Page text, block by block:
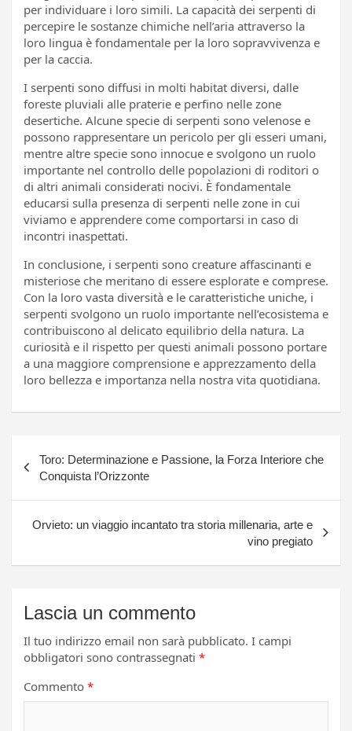
per individuare i loro simili. La capacità dei serpenti di
percepire le sostanze chimiche nell’aria attraverso la
loro lingua è fondamentale per la loro sopravvivenza e
per la caccia.
I serpenti sono diffusi in molti habitat diversi, dalle
foreste pluviali alle praterie e perfino nelle zone
desertiche. Alcune specie di serpenti sono velenose e
possono rappresentare un pericolo per gli esseri umani,
mentre altre specie sono innocue e svolgono un ruolo
importante nel controllo delle popolazioni di roditori o
di altri animali considerati nocivi. È fondamentale
educarsi sulla presenza di serpenti nelle zone in cui
viviamo e apprendere come comportarsi in caso di
incontri inaspettati.
In conclusione, i serpenti sono creature affascinanti e
misteriose che meritano di essere esplorate e comprese.
Con la loro vasta diversità e le caratteristiche uniche, i
serpenti svolgono un ruolo importante nell’ecosistema e
contribuiscono al delicato equilibrio della natura. La
curiosità e il rispetto per questi animali possono portare
a una maggiore comprensione e apprezzamento della
loro bellezza e importanza nella nostra vita quotidiana.
articoli
Toro: Determinazione e Passione, la Forza Interiore che
Conquista l’Orizzonte
Orvieto: un viaggio incantato tra storia millenaria, arte e
vino pregiato
Lascia un commento
Il tuo indirizzo email non sarà pubblicato. I campi
obbligatori sono contrassegnati *
Commento *